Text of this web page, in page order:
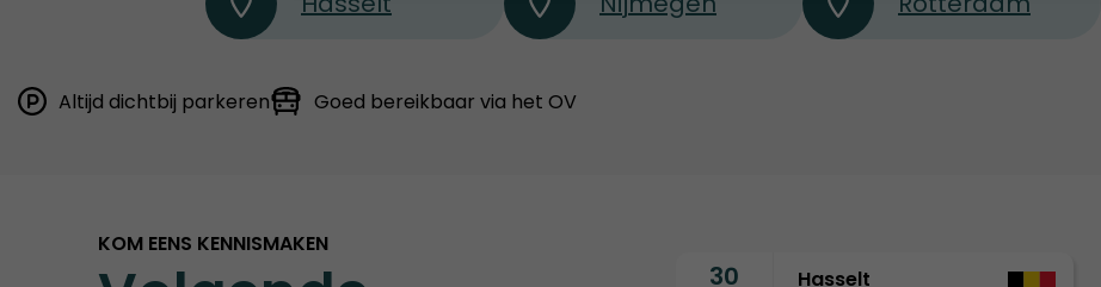
Altijd dichtbij parkeren Goed bereikbaar via het OV
KOM EENS KENNISMAKEN
30 Hasselt